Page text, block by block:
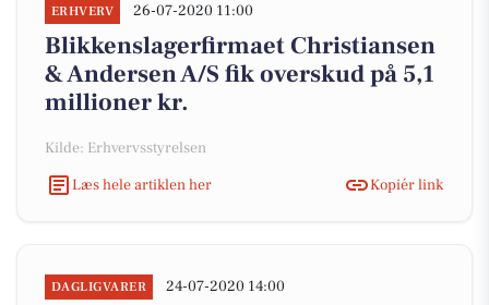
ERHVERV 26-07-2020 11:00
Blikkenslagerfirmaet Christiansen
& Andersen A/S fik overskud på 5,1
millioner kr.
Kilde: Erhvervsstyrelsen
Læs hele artiklen her
Kopiér link
DAGLIGVARER 24-07-2020 14:00